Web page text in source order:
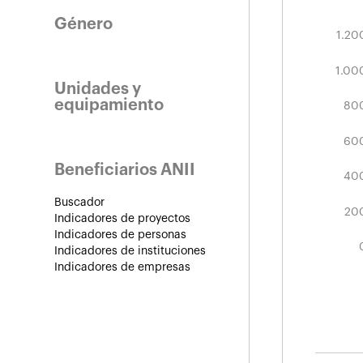
Género
Unidades y
equipamiento
Beneficiarios ANII
Buscador
Indicadores de proyectos
Indicadores de personas
Indicadores de instituciones
Indicadores de empresas